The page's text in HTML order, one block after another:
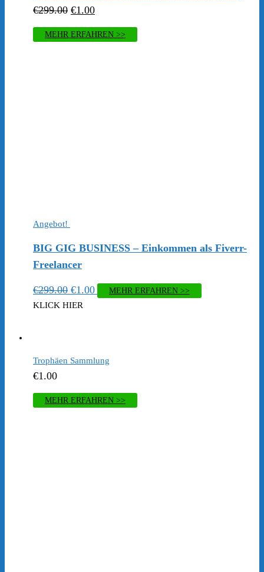
€299.00 Ursprünglicher
Preis
war:
€1.00Aktueller
Preis
ist:
MEHR ERFAHREN >>
Angebot!
BIG GIG BUSINESS – Einkommen als Fiverr-
Freelancer
€299.00 Ursprünglicher
Preis
€1.00Aktueller
MEHR ERFAHREN >>
KLICK HIER
Trophäen Sammlung
€1.00
MEHR ERFAHREN >>